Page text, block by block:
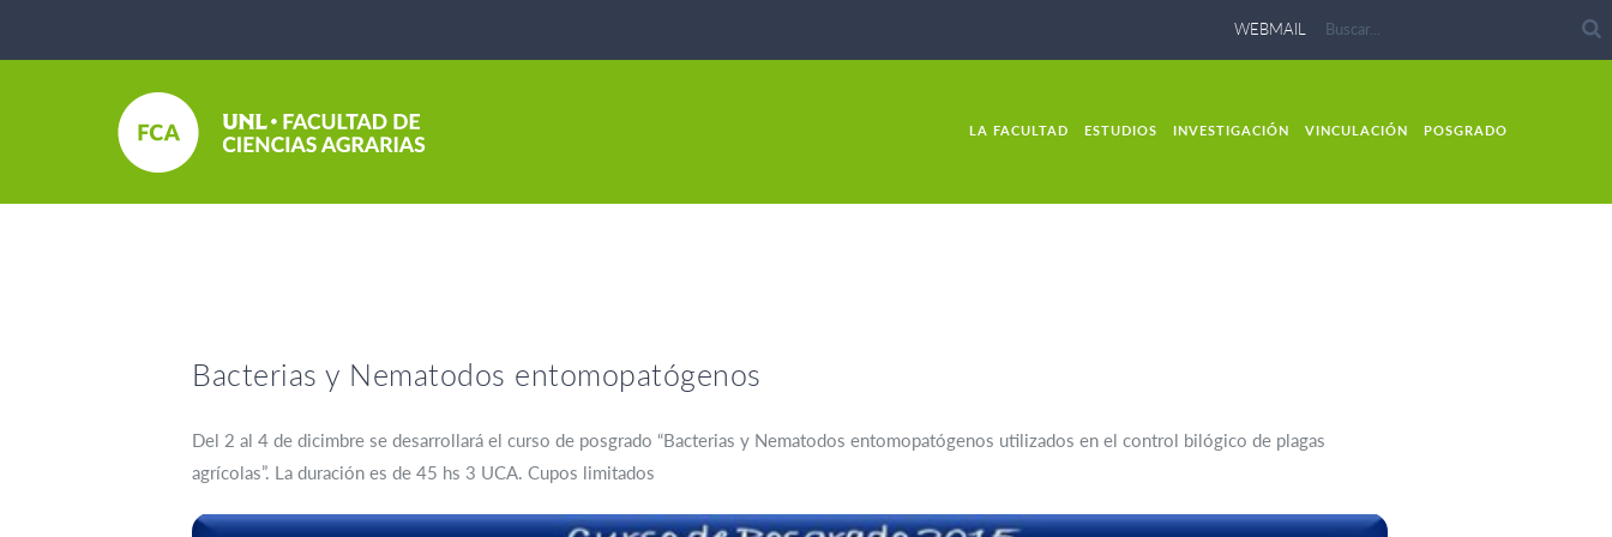
WEBMAIL
LA FACULTAD ESTUDIOS INVESTIGACIÓN VINCULACIÓN POSGRADO
Bacterias y Nematodos entomopatógenos
Del 2 al 4 de dicimbre se desarrollará el curso de posgrado “Bacterias y Nematodos entomopatógenos utilizados en el control bilógico de plagas
agrícolas”. La duración es de 45 hs 3 UCA. Cupos limitados